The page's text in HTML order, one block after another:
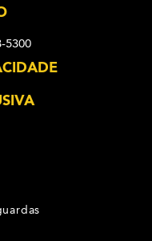
5300